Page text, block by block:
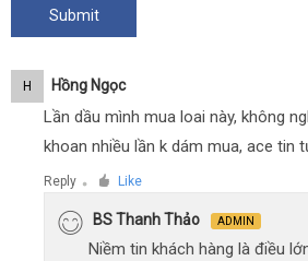
H Hồng Ngọc
Lần dầu mình mua loai này, không
khoan nhiều lần k dám mua, ace tin
Reply ● Like
BS Thanh Thảo ADMIN
Niềm tin khách hàng là điều